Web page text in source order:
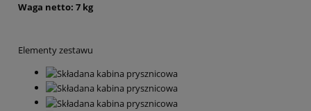
Waga netto: 7 kg
Elementy zestawu